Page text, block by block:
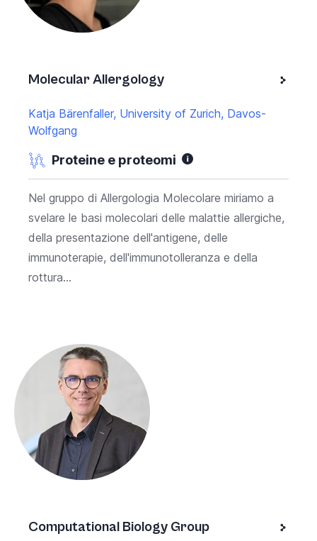
Molecular Allergology
Katja Bärenfaller, University of Zurich, Davos-
Wolfgang
Proteine e proteomi
Nel gruppo di Allergologia Molecolare miriamo a
svelare le basi molecolari delle malattie allergiche,
della presentazione dell'antigene, delle
immunoterapie, dell'immunotolleranza e della
rottura...
Computational Biology Group